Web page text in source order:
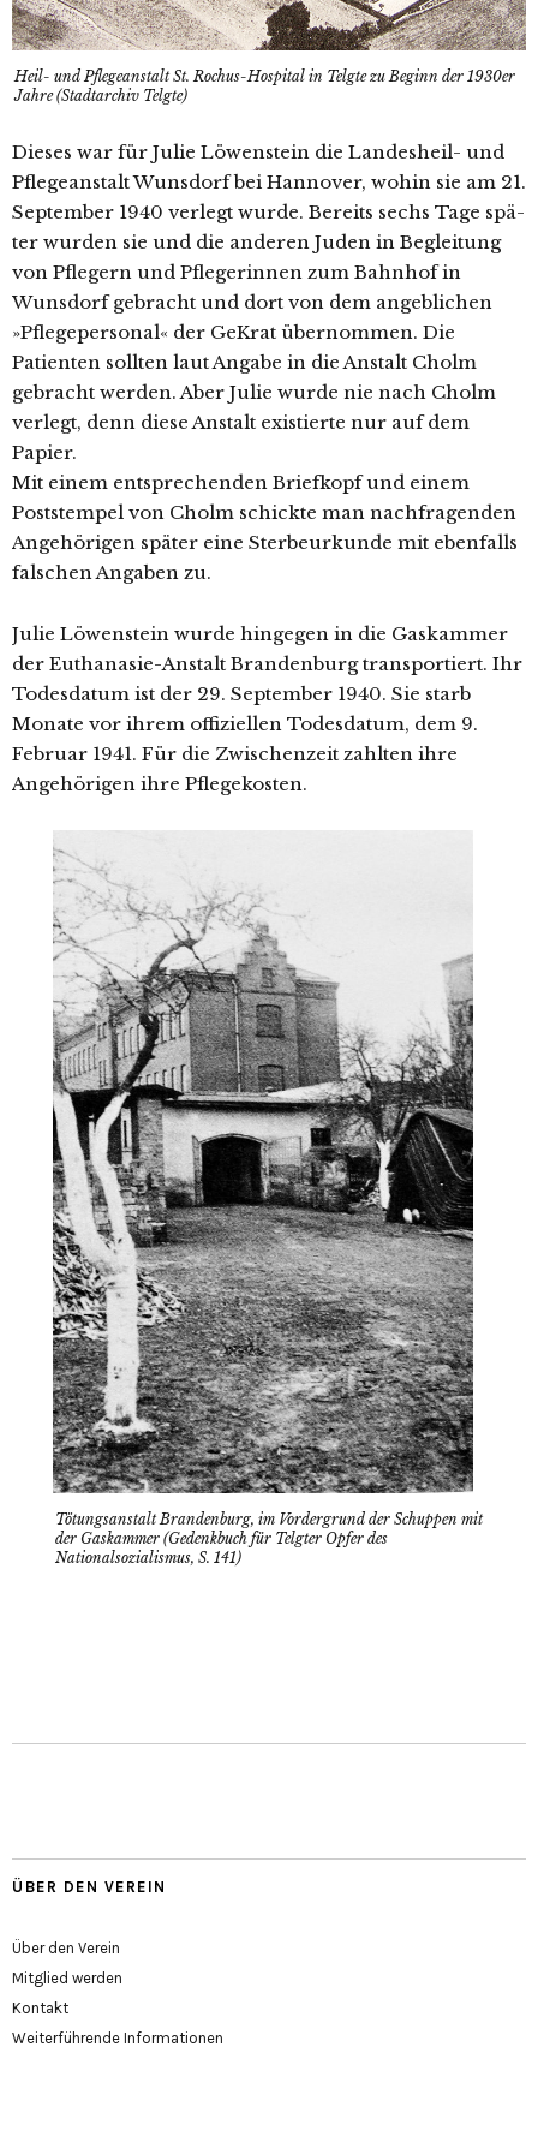
Heil- und Pflegeanstalt St. Rochus-Hospital in Telgte zu Beginn der 1930er
Jahre (Stadtarchiv Telgte)
Dieses war für Julie Löwenstein die Landesheil- und
Pflegeanstalt Wunsdorf bei Hannover, wohin sie am 21.
September 1940 ver­legt wur­de. Bereits sechs Tage spä­
ter wur­den sie und die ande­ren Juden in Begleitung
von Pflegern und Pflegerinnen zum Bahnhof in
Wunsdorf gebracht und dort von dem angeb­li­chen
»Pflegepersonal« der GeKrat über­nom­men. Die
Patienten soll­ten laut Angabe in die Anstalt Cholm
gebracht wer­den. Aber Julie wur­de nie nach Cholm
ver­legt, denn die­se Anstalt exis­tier­te nur auf dem
Papier.
Mit einem ent­spre­chen­den Briefkopf und einem
Poststempel von Cholm schick­te man nach­fra­gen­den
Angehörigen spä­ter eine Sterbeurkunde mit eben­falls
fal­schen Angaben zu.
Julie Löwenstein wur­de hin­ge­gen in die Gaskammer
der Euthanasie-Anstalt Brandenburg trans­por­tiert. Ihr
Todesdatum ist der 29. September 1940. Sie starb
Monate vor ihrem offi­zi­el­len Todesdatum, dem 9.
Februar 1941. Für die Zwischenzeit zahl­ten ihre
Angehörigen ihre Pflegekosten.
Tötungsanstalt Brandenburg, im Vordergrund der Schuppen mit
der Gaskammer (Gedenkbuch für Telgter Opfer des
Nationalsozialismus, S. 141)
ÜBER DEN VEREIN
Über den Verein
Mitglied werden
Kontakt
Weiterführende Informationen